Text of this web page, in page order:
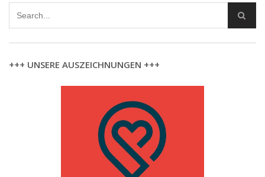
+++ UNSERE AUSZEICHNUNGEN +++